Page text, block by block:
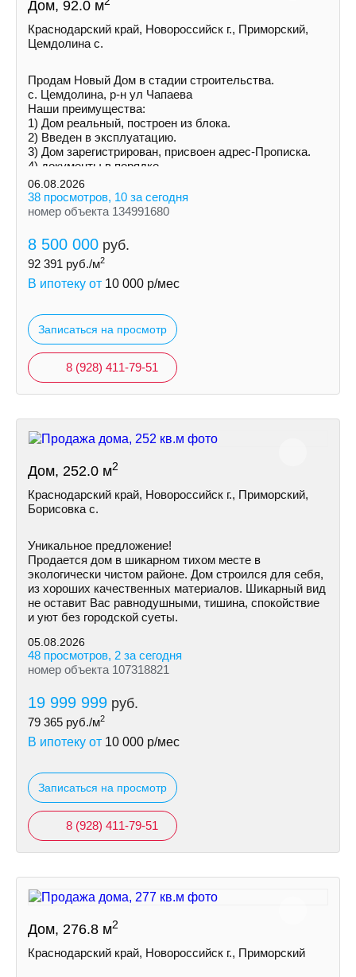
Дом, 92.0 м
Краснодарский край, Новороссийск г., Приморский,
Цемдолина с.
Продам Новый Дом в стадии строительства.
с. Цемдолина, р-н ул Чапаева
Наши преимущества:
1) Дoм peальный, построен из блока.
2) Введен в эксплуатацию.
3) Дoм зарегистрирован, присвоен адрес-Прописка.
4) документы в порядке.
5) Ceмeйнaя ипотека!
06.08.2026
38 просмотров, 10 за сегодня
номер объекта 134991680
8 500 000 руб.
92 391 руб./м2
В ипотеку от 10 000 р/мес
Записаться на просмотр
8 (928) 411-79-51
Дом, 252.0 м2
Краснодарский край, Новороссийск г., Приморский,
Борисовка с.
Уникальное предложение!
Продается дом в шикарном тихом месте в
экологически чистом районе. Дом строился для себя,
из хороших качественных материалов. Шикарный вид
не оставит Вас равнодушными, тишина, спокойствие
и уют без городской суеты.
05.08.2026
48 просмотров, 2 за сегодня
номер объекта 107318821
19 999 999 руб.
79 365 руб./м2
В ипотеку от 10 000 р/мес
Записаться на просмотр
8 (928) 411-79-51
Дом, 276.8 м2
Краснодарский край, Новороссийск г., Приморский